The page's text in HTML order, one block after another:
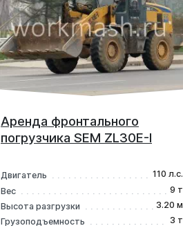
Аренда фронтального
погрузчика SEM ZL30E-I
Двигатель
110 л.с.
Вес
9 т
Высота разгрузки
3.20 м
Грузоподъемность
3 т